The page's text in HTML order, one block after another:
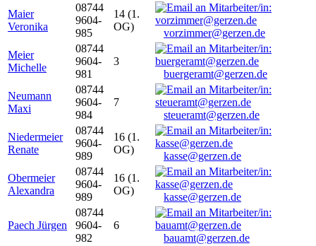
Maier
Veronika
08744
9604-
985
14 (1.
OG)
vorzimmer@gerzen.de
Meier
Michelle
08744
9604-
981
3
buergeramt@gerzen.de
Neumann
Maxi
08744
9604-
984
7
steueramt@gerzen.de
Niedermeier
Renate
08744
9604-
989
16 (1.
OG)
kasse@gerzen.de
Obermeier
Alexandra
08744
9604-
989
16 (1.
OG)
kasse@gerzen.de
Paech Jürgen
08744
9604-
982
6
bauamt@gerzen.de